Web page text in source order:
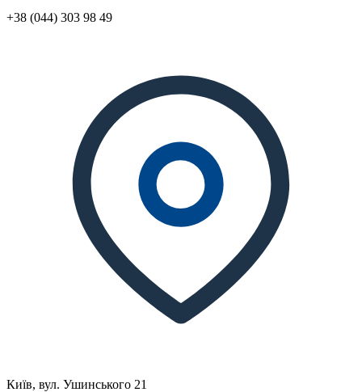
+38 (044) 303 98 49
Київ, вул. Ушинського 21